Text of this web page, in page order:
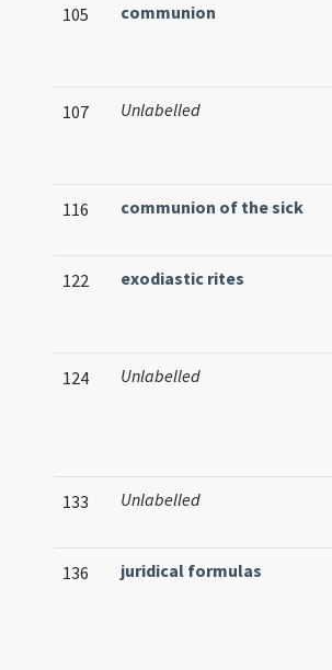
105 communion
107 Unlabelled
116 communion of the sick
122 exodiastic rites
124 Unlabelled
133 Unlabelled
136 juridical formulas